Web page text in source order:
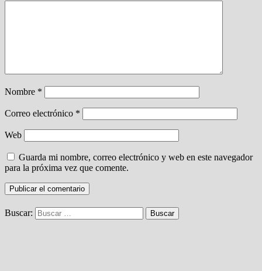
Nombre *
Correo electrónico *
Web
Guarda mi nombre, correo electrónico y web en este navegador
para la próxima vez que comente.
Buscar: